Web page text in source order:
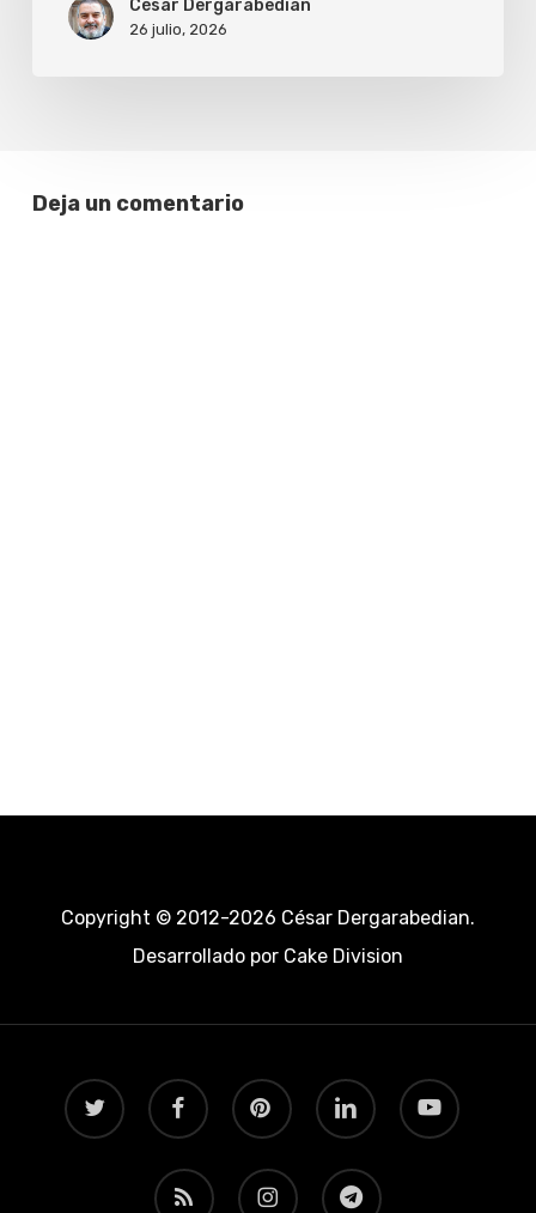
Tasmania
César Dergarabedian
26 julio, 2026
Deja un comentario
Copyright © 2012-2026 César Dergarabedian.
Desarrollado porCake Division
twitter facebook pinterest linkedin youtube
RSS instagram telegram